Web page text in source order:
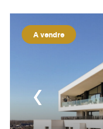
A vendre